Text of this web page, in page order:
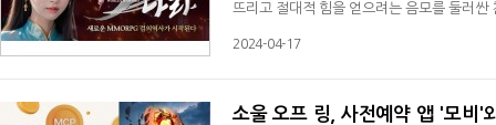
뜨리고 절대적 힘을 얻으려는 음모를 둘러
고 있다. 문파장의 지휘 하에 성지를 공략하
2024-04-17
소울 오프 링, 사전예약 앱 '모비'